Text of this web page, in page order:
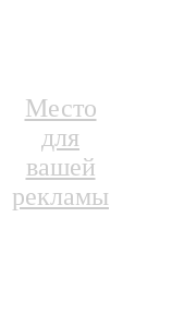
Место
для
вашей
рекламы